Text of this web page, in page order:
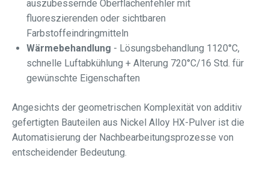
auszubessernde Oberflächenfehler mit
fluoreszierenden oder sichtbaren
Farbstoffeindringmitteln
Wärmebehandlung - Lösungsbehandlung 1120°C,
schnelle Luftabkühlung + Alterung 720°C/16 Std. für
gewünschte Eigenschaften
Angesichts der geometrischen Komplexität von additiv
gefertigten Bauteilen aus Nickel Alloy HX-Pulver ist die
Automatisierung der Nachbearbeitungsprozesse von
entscheidender Bedeutung.